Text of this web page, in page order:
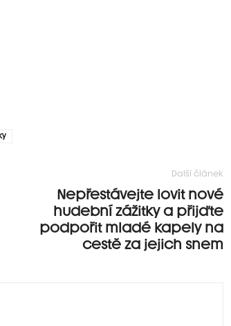
Další článek
Nepřestávejte lovit nové
hudební zážitky a přijďte
podpořit mladé kapely na
cestě za jejich snem